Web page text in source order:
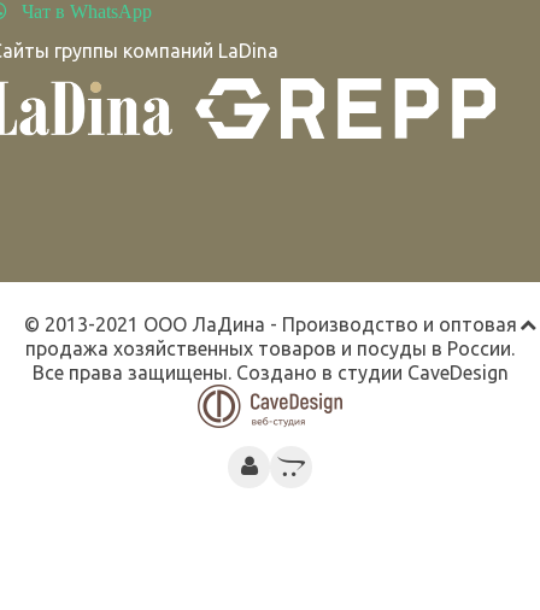
Чат в WhatsApp
группы компаний LaDina
© 2013-2021 ООО ЛаДина - Производство и оптовая
продажа хозяйственных товаров и посуды в России.
Все права защищены. Создано в студии CaveDesign